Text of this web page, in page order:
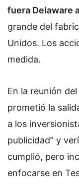
fuera Delaware
grande del
Unidos. Los
medida.
En la reunión
prometió la
a los
publicidad” y
cumplió, pero
enfocarse en